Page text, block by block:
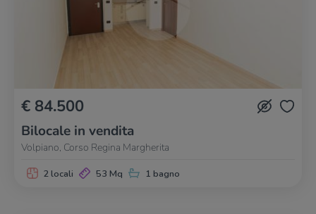
€ 84.500
Bilocale in vendita
Volpiano, Corso Regina Margherita
2 locali 53 Mq 1 bagno